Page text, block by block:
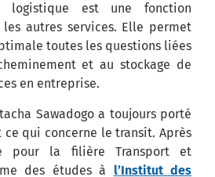
logistique est une fonction
autres services. Elle permet
toutes les questions liées
et au stockage de
en entreprise.
Sawadogo a toujours porté
qui concerne le transit. Après
pour la filière Transport et
des études à l’Institut des